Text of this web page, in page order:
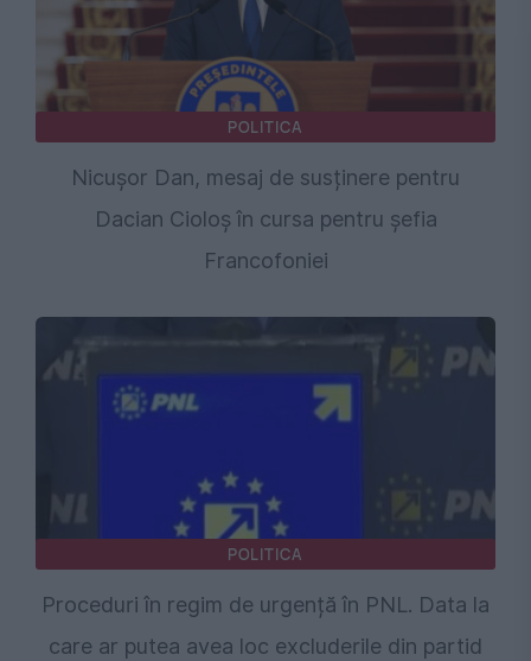
POLITICA
Nicușor Dan, mesaj de susținere pentru
Dacian Cioloș în cursa pentru șefia
Francofoniei
POLITICA
Proceduri în regim de urgență în PNL. Data la
care ar putea avea loc excluderile din partid